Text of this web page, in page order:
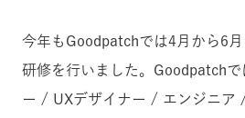
今年もGoodpatchでは4月から6
研修を行いました。Goodpatch
ー / UXデザイナー / エンジニア